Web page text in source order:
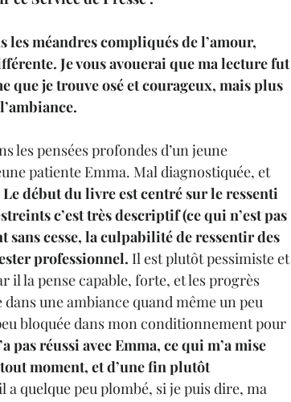
les méandres compliqués de l’amour,
Je vous avouerai que ma lecture fut
je trouve osé et courageux, mais plus
les pensées profondes d’un jeune
patiente Emma. Mal diagnostiquée, et
Le début du livre est centré sur le ressenti
c’est très descriptif (ce qui n’est pas
sans cesse, la culpabilité de ressentir des
professionnel. Il est plutôt pessimiste et
il la pense capable, forte, et les progrès
une ambiance quand même un peu
bloquée dans mon conditionnement pour
pas réussi avec Emma, ce qui m’a mise
moment, et d’une fin plutôt
a quelque peu plombé, si je puis dire, ma